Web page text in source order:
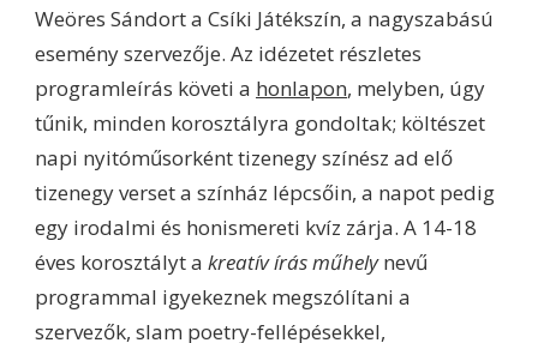
Weöres Sándort a Csíki Játékszín, a nagyszabású
esemény szervezője. Az idézetet részletes
programleírás követi a honlapon, melyben, úgy
tűnik, minden korosztályra gondoltak; költészet
napi nyitóműsorként tizenegy színész ad elő
tizenegy verset a színház lépcsőin, a napot pedig
egy irodalmi és honismereti kvíz zárja. A 14-18
éves korosztályt a kreatív írás műhelynevű
programmal igyekeznek megszólítani a
szervezők, slam poetry-fellépésekkel,